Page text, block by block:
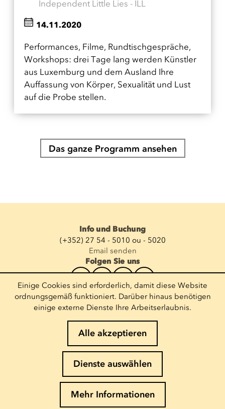
Independent Little Lies - ILL
Performances, Filme, Rundtischgespräche,
Workshops: drei Tage lang werden Künstler
aus Luxemburg und dem Ausland Ihre
Auffassung von Körper, Sexualität und Lust
auf die Probe stellen.
14.11.2020
Das ganze Programm ansehen
Info und Buchung
(+352) 27 54 - 5010 ou - 5020
Email senden
Folgen Sie uns
Newsletter abonnieren
E-Mail eingeben
Cookies-Richtlinie
Datenschutz
Einige Cookies sind erforderlich, damit diese Website
ordnungsgemäß funktioniert. Darüber hinaus benötigen
einige externe Dienste Ihre Arbeitserlaubnis.
Alle akzeptieren
Dienste auswählen
Mehr Informationen